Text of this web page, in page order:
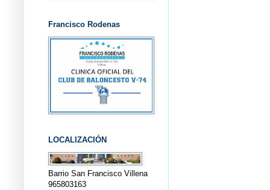
Francisco Rodenas
LOCALIZACIÓN
Barrio San Francisco Villena
965803163